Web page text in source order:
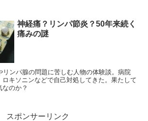
神経痛？リンパ節炎？50年来続く
痛みの謎
リンパ腺の問題に苦しむ人物の体験談。病院
ロキソニンなどで自己対処してきた。果たして
なのか？
スポンサーリンク